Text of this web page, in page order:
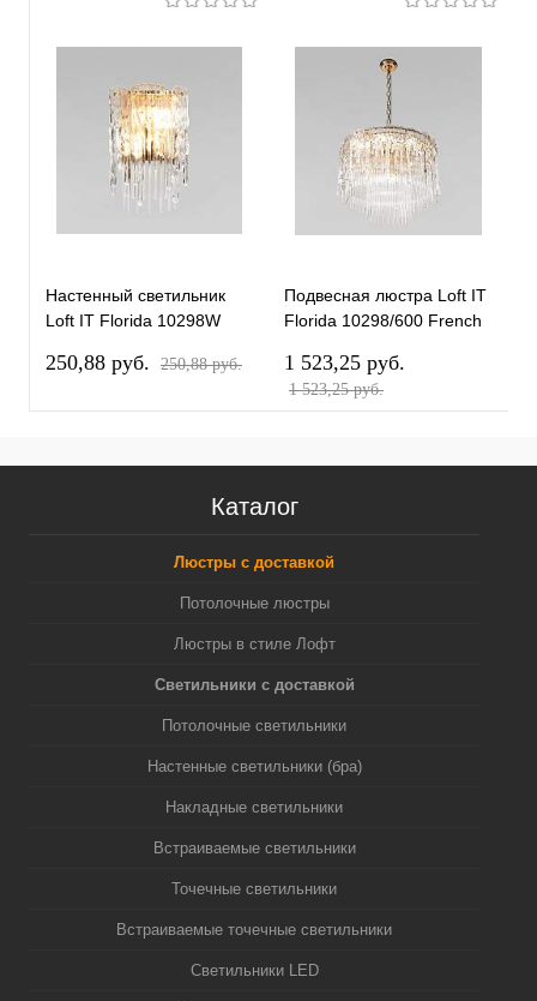
Настенный светильник
Loft IT Florida 10298W
250,88 pуб. 250,88 pуб.
Подвесная люстра Loft IT
Florida 10298/600 French
1 523,25 pуб.
1 523,25 pуб.
Каталог
Люстры с доставкой
Потолочные люстры
Люстры в стиле Лофт
Светильники с доставкой
Потолочные светильники
Настенные светильники (бра)
Накладные светильники
Встраиваемые светильники
Точечные светильники
Встраиваемые точечные светильники
Светильники LED